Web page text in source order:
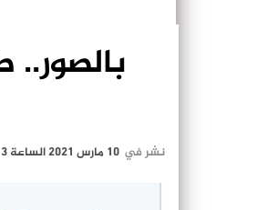
بالصور..
نشر في 10 مارس 2021 الساعة 13 و 56 دقيقة